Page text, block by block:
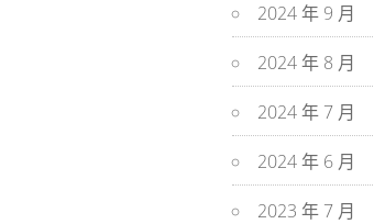
2024 年 9 月
2024 年 8 月
2024 年 7 月
2024 年 6 月
2023 年 7 月